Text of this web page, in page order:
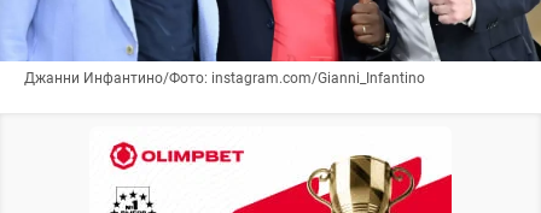
Джанни Инфантино/Фото: instagram.com/Gianni_Infantino